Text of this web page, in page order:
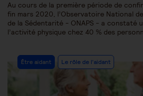
Au cours de la première période de
fin mars 2020, l’Observatoire National
de la Sédentarité - ONAPS - a constaté
l’activité physique chez 40 % des
Post
Category:
Être aidant Le rôle de l'aidant